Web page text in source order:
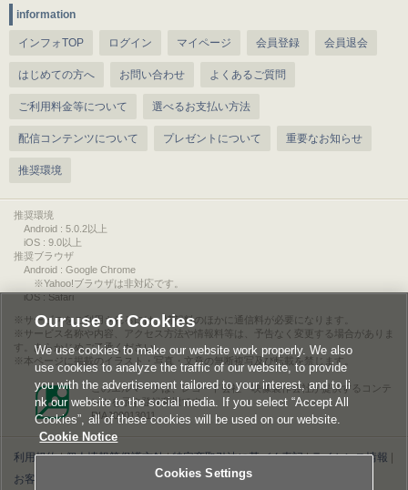
information
インフォTOP ログイン マイページ 会員登録 会員退会
はじめての方へ お問い合わせ よくあるご質問
ご利用料金等について 選べるお支払い方法
配信コンテンツについて プレゼントについて 重要なお知らせ
推奨環境
推奨環境
Android : 5.0.2以上
iOS : 9.0以上
推奨ブラウザ
Android : Google Chrome
※Yahoo!ブラウザは非対応です。
iOS : Safari
サービスをご利用されるには、情報料のほかに通信料が必要になります。
サービス名称や内容、アクセス方法や情報料等は、予告なく変更する場合がありま
す。あらかじめご了承ください。
本ページに掲載のイラスト・写真・文章の無断複写及び転載を禁じます。
このエルマークは、レコード会社・映像製作会社が提供するコンテ
ンツを示す登録商標です。
RIAJ00013011
利用規約|個人情報等保護方針|特定商取引法に基づく表記|ライセンス情報
お客様情報の外部送信について|Cookies Settings
Our use of Cookies
We use cookies to make our website work properly. We also
use cookies to analyze the traffic of our website, to provide
you with the advertisement tailored to your interest, and to li
nk our website to the social media. If you select “Accept All
Cookies”, all of these cookies will be used on our website.
Cookie Notice
Cookies Settings